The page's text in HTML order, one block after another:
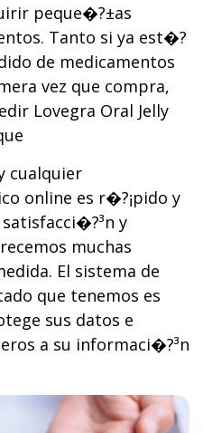
peque�?±as
Tanto si ya est�?
de medicamentos
vez que compra,
Lovegra Oral Jelly
cualquier
online es r�?¡pido y
y
muchas
El sistema de
que tenemos es
sus datos e
a su informaci�?³n